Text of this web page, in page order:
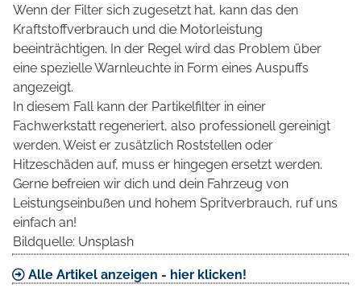
Wenn der Filter sich zugesetzt hat, kann das den
Kraftstoffverbrauch und die Motorleistung
beeinträchtigen. In der Regel wird das Problem über
eine spezielle Warnleuchte in Form eines Auspuffs
angezeigt.
In diesem Fall kann der Partikelfilter in einer
Fachwerkstatt regeneriert, also professionell gereinigt
werden. Weist er zusätzlich Roststellen oder
Hitzeschäden auf, muss er hingegen ersetzt werden.
Gerne befreien wir dich und dein Fahrzeug von
Leistungseinbußen und hohem Spritverbrauch, ruf uns
einfach an!
Bildquelle: Unsplash
Alle Artikel anzeigen - hier klicken!